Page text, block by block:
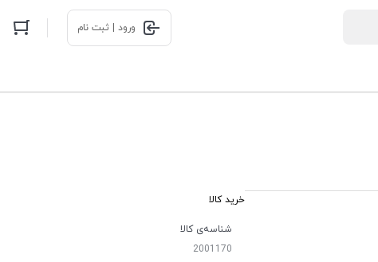
ورود | ثبت نام
خرید کالا
شناسه‌ی کالا
2001170